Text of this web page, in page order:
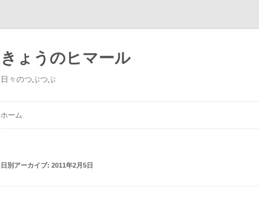
きょうのヒマール
日々のつぶつぶ
ホーム
日別アーカイブ: 2011年2月5日